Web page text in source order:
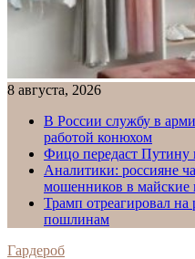
8 августа, 2026
В России службу в
работой конюхом
Фицо передаст Путину
Аналитики: россияне
мошенников в майские
Трамп отреагировал
пошлинам
Гардероб